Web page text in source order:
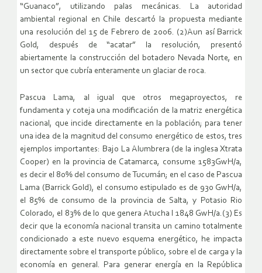
“Guanaco”, utilizando palas mecánicas. La autoridad
ambiental regional en Chile descartó la propuesta mediante
una resolución del 15 de Febrero de 2006. (2)Aun así Barrick
Gold, después de “acatar” la resolución, presentó
abiertamente la construcción del botadero Nevada Norte, en
un sector que cubría enteramente un glaciar de roca.
Pascua Lama, al igual que otros megaproyectos, re
fundamenta y coteja una modificación de la matriz energética
nacional, que incide directamente en la población; para tener
una idea de la magnitud del consumo energético de estos, tres
ejemplos importantes: Bajo La Alumbrera (de la inglesa Xtrata
Cooper) en la provincia de Catamarca, consume 1583GwH/a,
es decir el 80% del consumo de Tucumán; en el caso de Pascua
Lama (Barrick Gold), el consumo estipulado es de 930 GwH/a,
el 85% de consumo de la provincia de Salta, y Potasio Rio
Colorado, el 83% de lo que genera Atucha I 1848 GwH/a.(3) Es
decir que la economía nacional transita un camino totalmente
condicionado a este nuevo esquema energético, he impacta
directamente sobre el transporte público, sobre el de carga y la
economía en general. Para generar energía en la República